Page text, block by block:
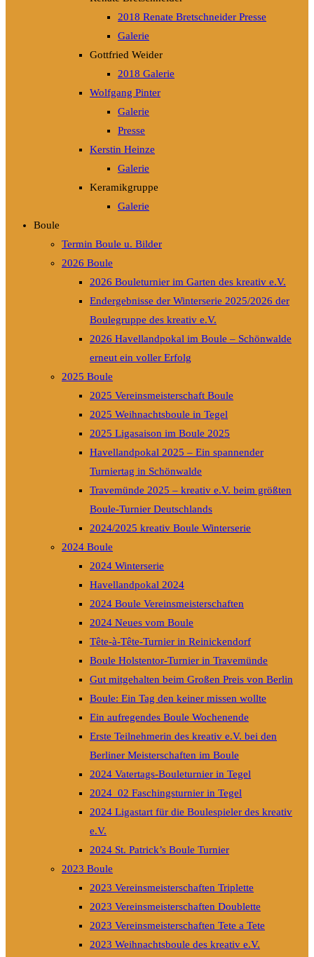
2018 Renate Bretschneider Presse
Galerie
Gottfried Weider
2018 Galerie
Wolfgang Pinter
Galerie
Presse
Kerstin Heinze
Galerie
Keramikgruppe
Galerie
Boule
Termin Boule u. Bilder
2026 Boule
2026 Bouleturnier im Garten des kreativ e.V.
Endergebnisse der Winterserie 2025/2026 der
Boulegruppe des kreativ e.V.
2026 Havellandpokal im Boule – Schönwalde
erneut ein voller Erfolg
2025 Boule
2025 Vereinsmeisterschaft Boule
2025 Weihnachtsboule in Tegel
2025 Ligasaison im Boule 2025
Havellandpokal 2025 – Ein spannender
Turniertag in Schönwalde
Travemünde 2025 – kreativ e.V. beim größten
Boule-Turnier Deutschlands
2024/2025 kreativ Boule Winterserie
2024 Boule
2024 Winterserie
Havellandpokal 2024
2024 Boule Vereinsmeisterschaften
2024 Neues vom Boule
Tête-à-Tête-Turnier in Reinickendorf
Boule Holstentor-Turnier in Travemünde
Gut mitgehalten beim Großen Preis von Berlin
Boule: Ein Tag den keiner missen wollte
Ein aufregendes Boule Wochenende
Erste Teilnehmerin des kreativ e.V. bei den
Berliner Meisterschaften im Boule
2024 Vatertags-Bouleturnier in Tegel
2024_02 Faschingsturnier in Tegel
2024 Ligastart für die Boulespieler des kreativ
e.V.
2024 St. Patrick’s Boule Turnier
2023 Boule
2023 Vereinsmeisterschaften Triplette
2023 Vereinsmeisterschaften Doublette
2023 Vereinsmeisterschaften Tete a Tete
2023 Weihnachtsboule des kreativ e.V.